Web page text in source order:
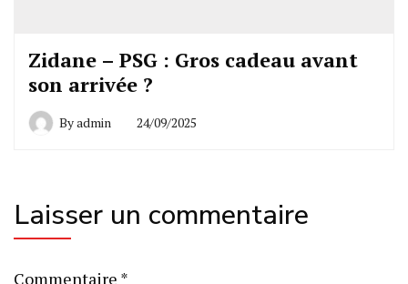
Zidane – PSG : Gros cadeau avant
son arrivée ?
Byadmin 24/09/2025
Laisser un commentaire
Commentaire *